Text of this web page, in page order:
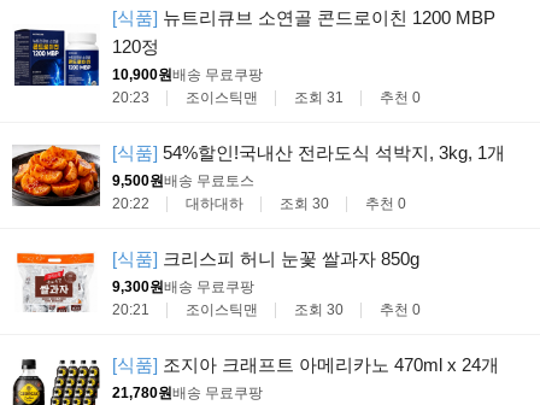
[식품] 뉴트리큐브 소연골 콘드로이친 1200 MBP
120정
10,900원배송 무료쿠팡
20:23
조이스틱맨 조회 31 추천 0
[식품] 54%할인!국내산 전라도식 석박지, 3kg, 1개
9,500원배송 무료토스
20:22
대하대하 조회 30 추천 0
[식품] 크리스피 허니 눈꽃 쌀과자 850g
9,300원배송 무료쿠팡
20:21
조이스틱맨 조회 30 추천 0
[식품] 조지아 크래프트 아메리카노 470ml x 24개
21,780원배송 무료쿠팡